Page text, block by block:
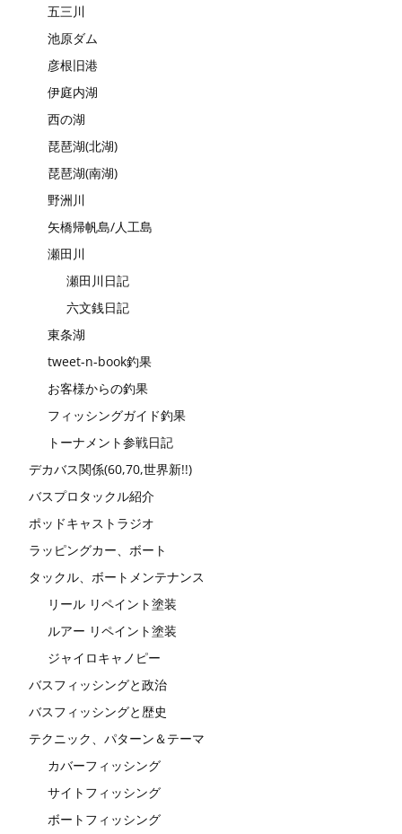
五三川
池原ダム
彦根旧港
伊庭内湖
西の湖
琵琶湖(北湖)
琵琶湖(南湖)
野洲川
矢橋帰帆島/人工島
瀬田川
瀬田川日記
六文銭日記
東条湖
tweet-n-book釣果
お客様からの釣果
フィッシングガイド釣果
トーナメント参戦日記
デカバス関係(60,70,世界新!!)
バスプロタックル紹介
ポッドキャストラジオ
ラッピングカー、ボート
タックル、ボートメンテナンス
リール リペイント塗装
ルアー リペイント塗装
ジャイロキャノピー
バスフィッシングと政治
バスフィッシングと歴史
テクニック、パターン＆テーマ
カバーフィッシング
サイトフィッシング
ボートフィッシング